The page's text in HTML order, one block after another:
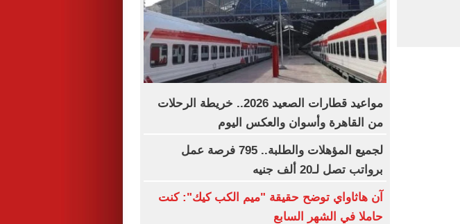
مواعيد قطارات الصعيد 2026.. خريطة الرحلات
من القاهرة وأسوان والعكس اليوم
لجميع المؤهلات والطلبة.. 795 فرصة عمل
برواتب تصل لـ20 ألف جنيه
آن هاثاواي توضح حقيقة "ميم الكب كيك": كنت
حاملا في الشهر السابع